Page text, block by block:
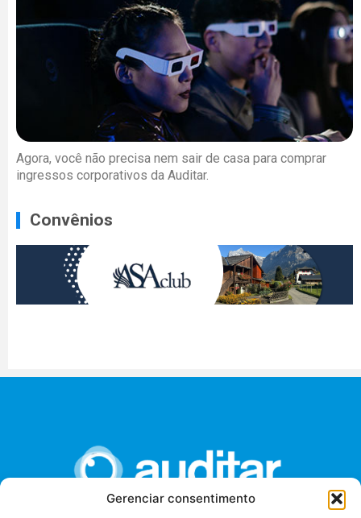
Gerenciar consentimento
Agora, você não precisa nem sair de casa para comprar
ingressos corporativos da Auditar.
Convênios